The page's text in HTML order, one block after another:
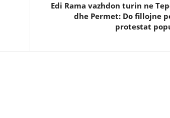
Edi Rama vazhdon turin ne
dhe Permet: Do fillojne
protestat